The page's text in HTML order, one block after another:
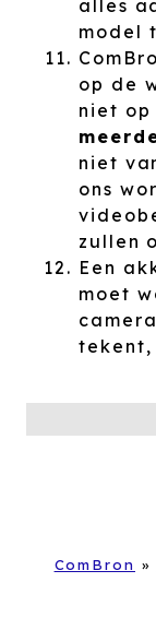
alles
model
op de
niet op
niet
ons
zullen
Een
moet
tekent,
ComBron »